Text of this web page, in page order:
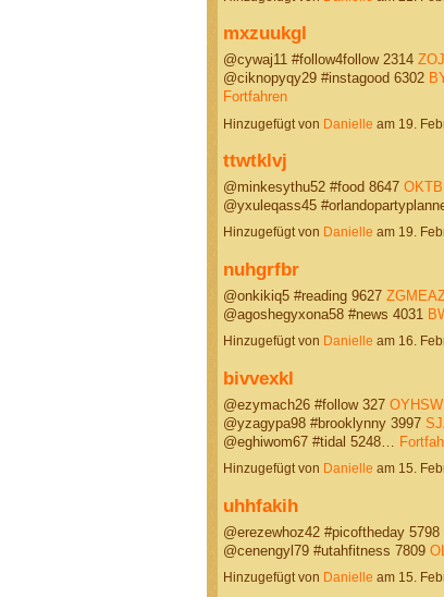
mxzuukgl
@cywaj11 #follow4follow 2314
@ciknopyqy29 #instagood 6302
Fortfahren
Hinzugefügt von Danielle am 19.
ttwtklvj
@minkesythu52 #food 8647
@yxuleqass45
Hinzugefügt von Danielle am 19.
nuhgrfbr
@onkikiq5 #reading 9627
@agoshegyxona58 #news 4031
Hinzugefügt von Danielle am 16.
bivvexkl
@ezymach26 #follow 327
@yzagypa98 #brooklynny 3997
@eghiwom67 #tidal 5248…
Hinzugefügt von Danielle am 15.
uhhfakih
@erezewhoz42 #picoftheday 5798
@cenengyl79 #utahfitness 7809
Hinzugefügt von Danielle am 15.